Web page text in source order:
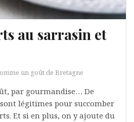
au sarrasin et
un goût de Bretagne
par gourmandise… De
légitimes pour succomber
Et si en plus, on y ajoute du